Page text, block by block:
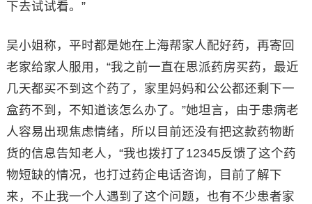
下去试试看。”
吴小姐称，平时都是她在上海帮家人配好药，再寄回
老家给家人服用，“我之前一直在思派药房买药，最近
几天都买不到这个药了，家里妈妈和公公都还剩下一
盒药不到，不知道该怎么办了。”她坦言，由于患病老
人容易出现焦虑情绪，所以目前还没有把这款药物断
货的信息告知老人，“我也拨打了12345反馈了这个药
物短缺的情况，也打过药企电话咨询，目前了解下
来，不止我一个人遇到了这个问题，也有不少患者家